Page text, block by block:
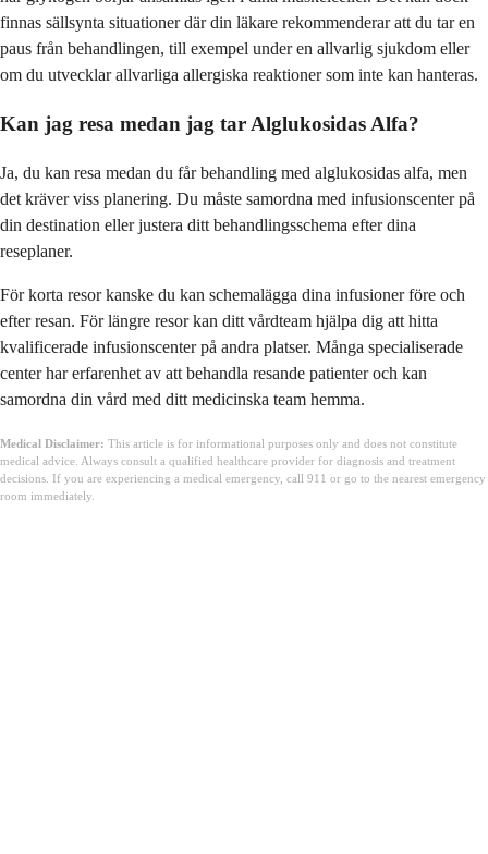
finnas sällsynta situationer där din läkare rekommenderar att du tar en
paus från behandlingen, till exempel under en allvarlig sjukdom eller
om du utvecklar allvarliga allergiska reaktioner som inte kan hanteras.
Kan jag resa medan jag tar Alglukosidas Alfa?
Ja, du kan resa medan du får behandling med alglukosidas alfa, men
det kräver viss planering. Du måste samordna med infusionscenter på
din destination eller justera ditt behandlingsschema efter dina
reseplaner.
För korta resor kanske du kan schemalägga dina infusioner före och
efter resan. För längre resor kan ditt vårdteam hjälpa dig att hitta
kvalificerade infusionscenter på andra platser. Många specialiserade
center har erfarenhet av att behandla resande patienter och kan
samordna din vård med ditt medicinska team hemma.
Medical Disclaimer: This article is for informational purposes only and does not constitute
medical advice. Always consult a qualified healthcare provider for diagnosis and treatment
decisions. If you are experiencing a medical emergency, call 911 or go to the nearest emergency
room immediately.